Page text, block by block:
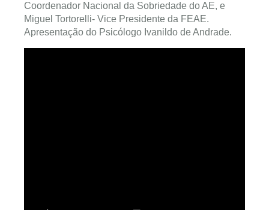
Coordenador Nacional da Sobriedade do AE, e
Miguel Tortorelli- Vice Presidente da FEAE.
Apresentação do Psicólogo Ivanildo de Andrade.